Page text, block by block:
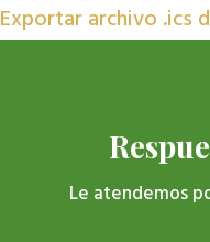
Exportar archivo .ics
Le atendemos